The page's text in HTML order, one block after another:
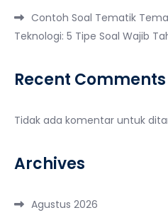
Contoh Soal Tematik
Teknologi: 5 Tipe Soal Wajib
Recent Comments
Tidak ada komentar untuk
Archives
Agustus 2026